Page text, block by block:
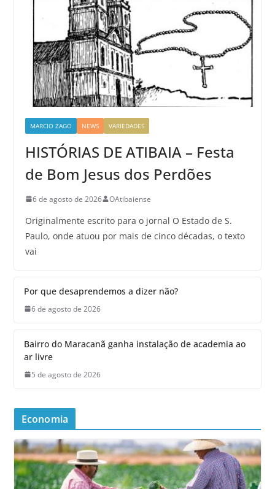
MARCIO ZAGO NEWS VARIEDADES
HISTÓRIAS DE ATIBAIA – Festa
de Bom Jesus dos Perdões
6 de agosto de 2026 OAtibaiense
Originalmente escrito para o jornal O Estado de S.
Paulo, onde atuou por mais de cinco décadas, o texto
vai
Por que desaprendemos a dizer não?
6 de agosto de 2026
Bairro do Maracanã ganha instalação de academia ao
ar livre
5 de agosto de 2026
Economia